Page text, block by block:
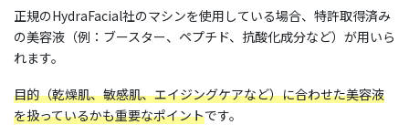
正規のHydraFacial社のマシンを使用している場合、特許取得済み
の美容液（例：ブースター、ペプチド、抗酸化成分など）が用いら
れます。
目的（乾燥肌、敏感肌、エイジングケアなど）に合わせた美容液
を扱っているかも重要なポイントです。